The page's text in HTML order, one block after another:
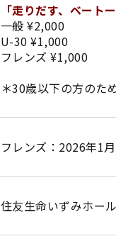
「走りだす、ベート
一般 ¥2,000
U-30 ¥1,000
フレンズ ¥1,000
＊30歳以下の方のた
フレンズ：2026年1
住友生命いずみホー